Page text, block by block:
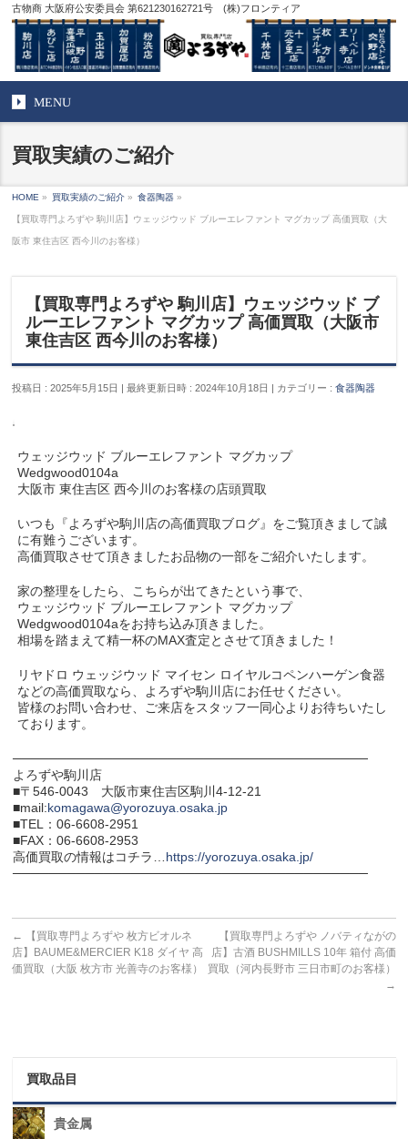
古物商 大阪府公安委員会 第621230162721号 (株)フロンティア
MENU
買取実績のご紹介
HOME » 買取実績のご紹介 » 食器陶器 »
【買取専門よろずや 駒川店】ウェッジウッド ブルーエレファント マグカップ 高価買取（大
阪市 東住吉区 西今川のお客様）
【買取専門よろずや 駒川店】ウェッジウッド ブ
ルーエレファント マグカップ 高価買取（大阪市
東住吉区 西今川のお客様）
投稿日 : 2025年5月15日 最終更新日時 : 2024年10月18日 カテゴリー :食器陶器
ウェッジウッド ブルーエレファント マグカップ
Wedgwood0104a
大阪市 東住吉区 西今川のお客様の店頭買取
いつも『よろずや駒川店の高価買取ブログ』をご覧頂きまして誠
に有難うございます。
高価買取させて頂きましたお品物の一部をご紹介いたします。
家の整理をしたら、こちらが出てきたという事で、
ウェッジウッド ブルーエレファント マグカップ
Wedgwood0104aをお持ち込み頂きました。
相場を踏まえて精一杯のMAX査定とさせて頂きました！
リヤドロ ウェッジウッド マイセン ロイヤルコペンハーゲン食器
などの高価買取なら、よろずや駒川店にお任せください。
皆様のお問い合わせ、ご来店をスタッフ一同心よりお待ちいたし
ております。
───────────────────────────────────────
よろずや駒川店
■〒546-0043 大阪市東住吉区駒川4-12-21
■mail:komagawa@yorozuya.osaka.jp
■TEL：06-6608-2951
■FAX：06-6608-2953
高価買取の情報はコチラ… https://yorozuya.osaka.jp/
───────────────────────────────────────
←
【買取専門よろずや 枚方ビオルネ
店】BAUME&MERCIER K18 ダイヤ 高
価買取（大阪 枚方市 光善寺のお客様）
【買取専門よろずや ノバティながの
店】古酒 BUSHMILLS 10年 箱付 高価
買取（河内長野市 三日市町のお客様）
→
買取品目
貴金属